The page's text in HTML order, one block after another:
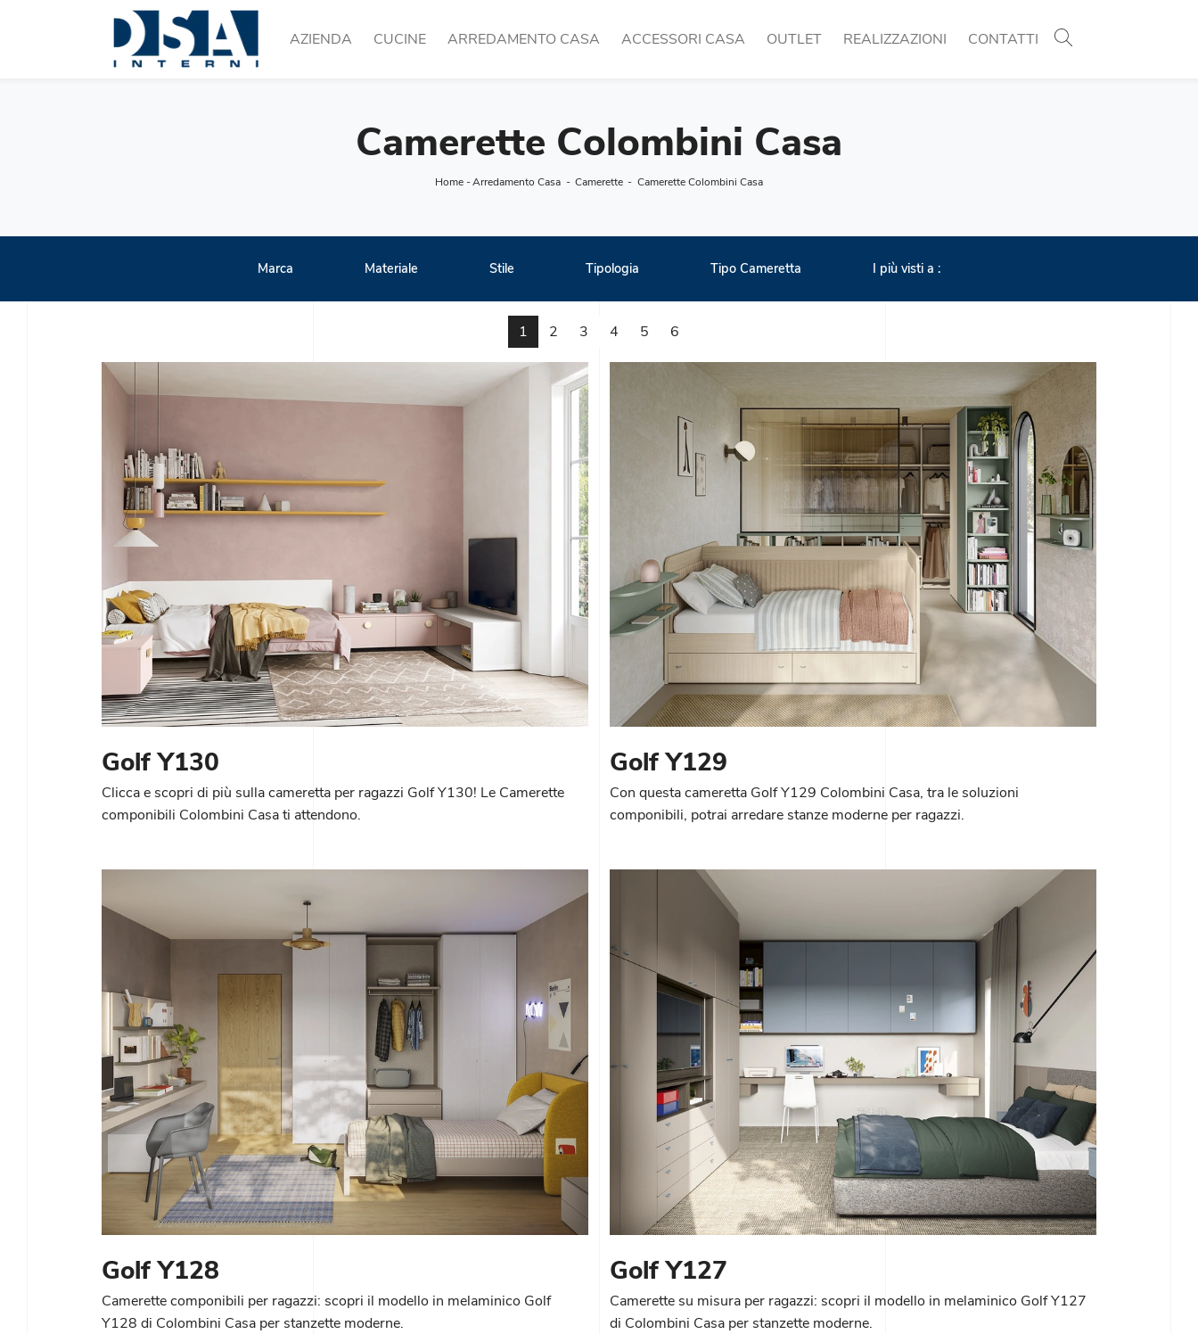
AZIENDA CUCINE ARREDAMENTO CASA ACCESSORI CASA OUTLET REALIZZAZIONI CONTATTI
Camerette Colombini Casa
Home-Arredamento Casa - Camerette - Camerette Colombini Casa
Marca Materiale Stile Tipologia Tipo Cameretta I più visti a :
1 2 3 4 5 6
Golf Y130
Clicca e scopri di più sulla cameretta per ragazzi Golf Y130! Le Camerette
componibili Colombini Casa ti attendono.
Golf Y129
Con questa cameretta Golf Y129 Colombini Casa, tra le soluzioni
componibili, potrai arredare stanze moderne per ragazzi.
Golf Y128
Camerette componibili per ragazzi: scopri il modello in melaminico Golf
Y128 di Colombini Casa per stanzette moderne.
Golf Y127
Camerette su misura per ragazzi: scopri il modello in melaminico Golf Y127
di Colombini Casa per stanzette moderne.